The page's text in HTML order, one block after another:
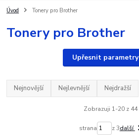
Úvod Tonery pro Brother
Tonery pro Brother
Upřesnit parametry
Nejnovější Nejlevnější Nejdražší
Zobrazuji 1-20 z 44
strana z 3další